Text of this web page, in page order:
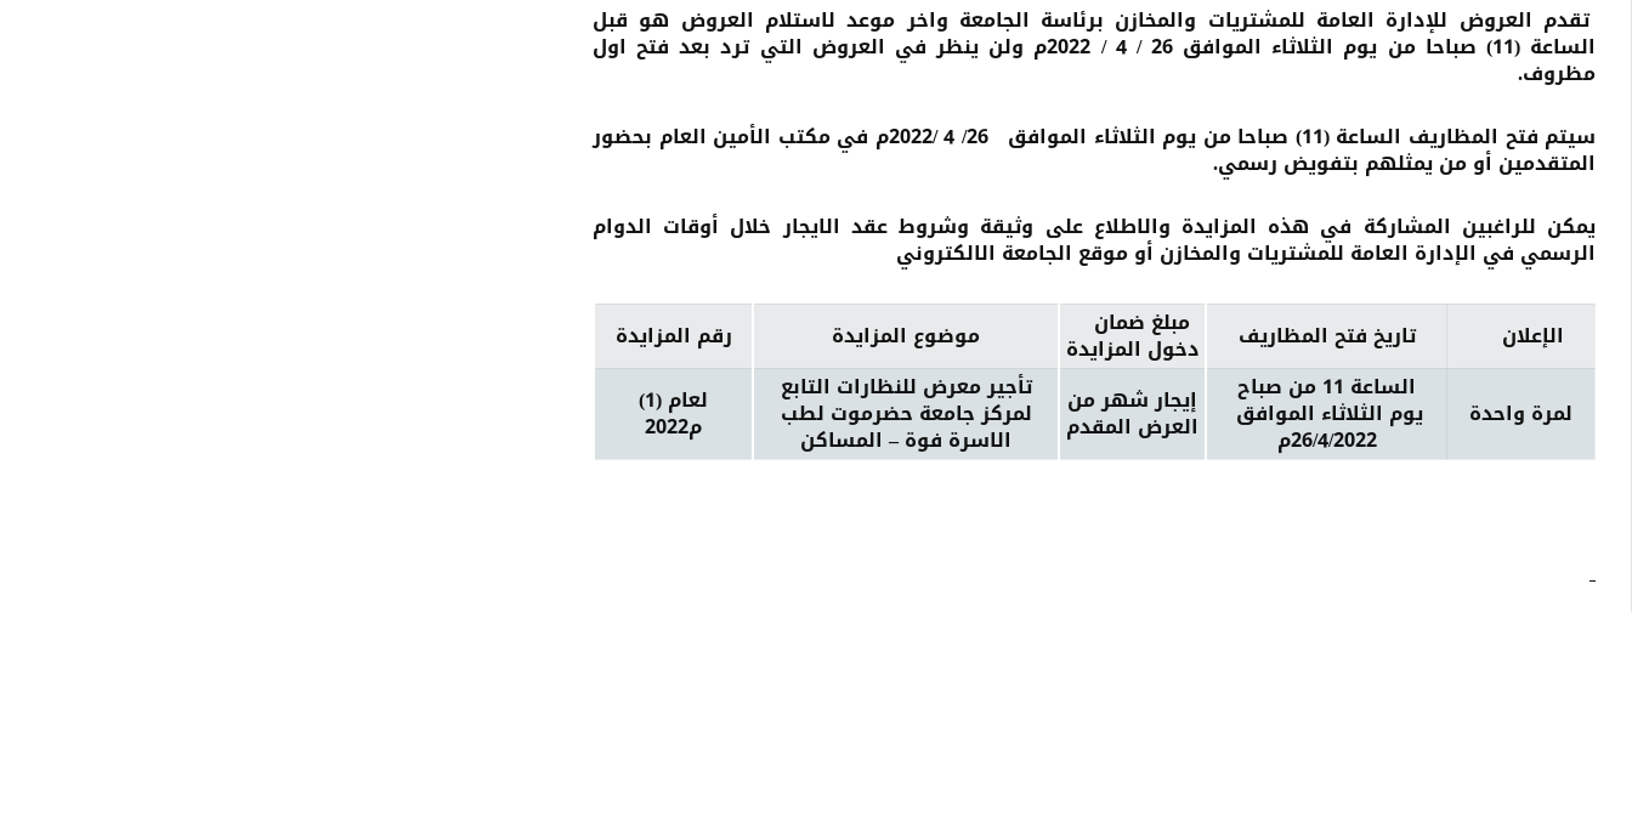
تقدم العروض للإدارة العامة للمشتريات والمخازن برئاسة الجامعة واخر موعد لاستلام العروض هو قبل
الساعة (11) صباحا من يوم الثلاثاء الموافق 26 / 4 / 2022م ولن ينظر في العروض التي ترد بعد فتح اول
مظروف.
سيتم فتح المظاريف الساعة (11) صباحا من يوم الثلاثاء الموافق 26/ 4 /2022م في مكتب الأمين العام بحضور
المتقدمين أو من يمثلهم بتفويض رسمي.
يمكن للراغبين المشاركة في هذه المزايدة والاطلاع على وثيقة وشروط عقد الايجار خلال أوقات الدوام
الرسمي في الإدارة العامة للمشتريات والمخازن أو موقع الجامعة الالكتروني
رقم المزايدة موضوع المزايدة مبلغ ضمان
دخول المزايدة تاريخ فتح المظاريف
الإعلان
(1) لعام
2022م
تأجير معرض للنظارات التابع
لمركز جامعة حضرموت لطب
الاسرة فوة – المساكن
إيجار شهر من
العرض المقدم
الساعة 11 من صباح
26/4/2022م
لمرة واحدة